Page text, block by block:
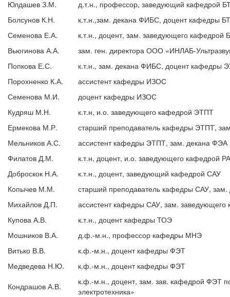
Юлдашев З.М.
д.т.н., профессор, заведующий кафедрой
Болсунов К.Н.
к.т.н.,зам. декана ФИБС, доцент кафедры
Семенова Е.А.
к.т.н., доцент, зам. заведующего кафедрой
Вьюгинова А.А.
зам. ген. директора ООО «ИНЛАБ-
Попкова Е.С.
к.т.н., зам. декана ФИБС, доцент кафедры
Порохненко К.А.
ассистент кафедры ИЗОС
Семенова М.И.
доцент кафедры ИЗОС
Кудряш М.Н.
к.т.н, и.о. заведующего кафедрой ЭТПТ
Ермекова М.Р.
старший преподаватель кафедры ЭТПТ,
Мельников А.С.
ассистент кафедры ЭТПТ, зам. декана ФЭА
Филатов Д.М.
к.т.н, доцент, и.о. заведующего кафедрой
Доброскок Н.А.
к.т.н., доцент, заведующий кафедрой САУ
Копычев М.М.
старший преподаватель кафедры САУ,
Михайлов Д.П.
ассистент кафедры САУ, зам.
Купова А.В.
к.т.н., доцент кафедры ТОЭ
Мошников В.А.
д.ф.-м.н., профессор кафедры МНЭ
Витько В.В.
к.ф.-м.н., доцент кафедры ФЭТ
Медведева Н.Ю.
к.ф.-м.н., доцент кафедры ФЭТ
Кондрашов А.В.
к.ф.-м.н., доцент, зам. зав. кафедрой ФЭТ
электротехника»